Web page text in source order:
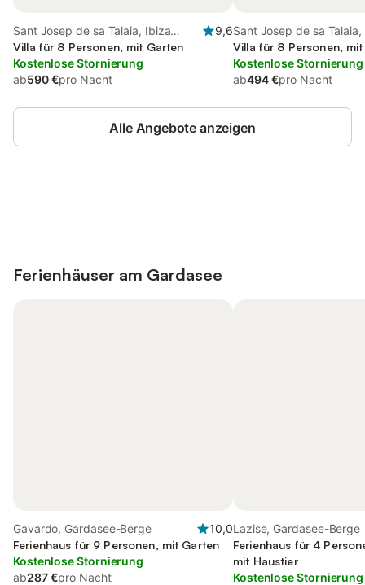
Sant Josep de sa Talaia, Ibiza
Süden
9,6
Villa für 8 Personen, mit Garten
Kostenlose Stornierung
ab590 €pro Nacht
Sant Josep de sa
Süden
Villa für 8 Personen,
Kostenlose Stornierung
ab494 €pro Nacht
Alle Angebote anzeigen
Ferienhäuser am Gardasee
Gavardo, Gardasee-Berge
10,0
Ferienhaus für 9 Personen, mit Garten
Kostenlose Stornierung
ab287 €pro Nacht
Lazise, Gardasee-Berge
Ferienhaus für 4
mit Haustier
Kostenlose Stornierung